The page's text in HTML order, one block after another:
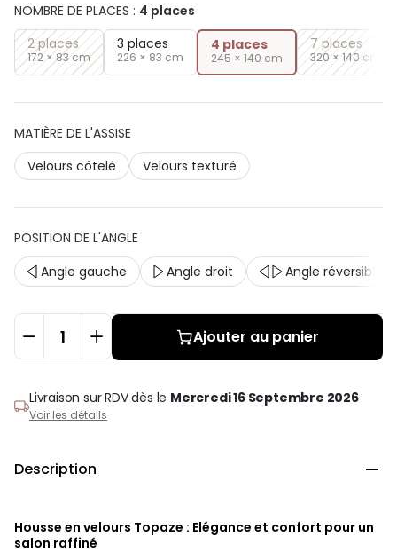
NOMBRE DE PLACES : 4 places
2 places
172 × 83 cm
3 places
226 × 83 cm
4 places
245 × 140 cm
7 places
320 × 140 cm
MATIÈRE DE L'ASSISE
Velours côtelé
Velours texturé
POSITION DE L'ANGLE
Angle gauche
Angle droit Angle réversible
Ajouter au panier
Livraison sur RDVdès le Mercredi 16 Septembre 2026
Voir les détails
Description 
Housse en velours Topaze : Elégance et confort pour un
salon raffiné